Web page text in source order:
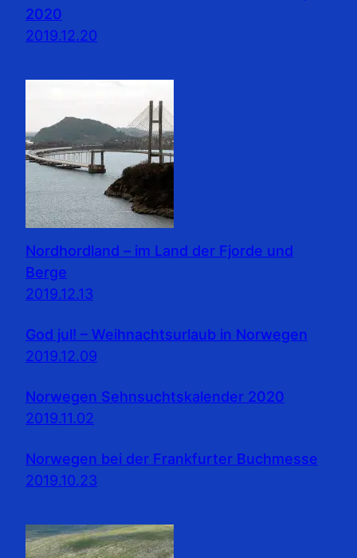
2020
2019.12.20
Nordhordland – im Land der Fjorde und
Berge
2019.12.13
God jul! – Weihnachtsurlaub in Norwegen
2019.12.09
Norwegen Sehnsuchtskalender 2020
2019.11.02
Norwegen bei der Frankfurter Buchmesse
2019.10.23